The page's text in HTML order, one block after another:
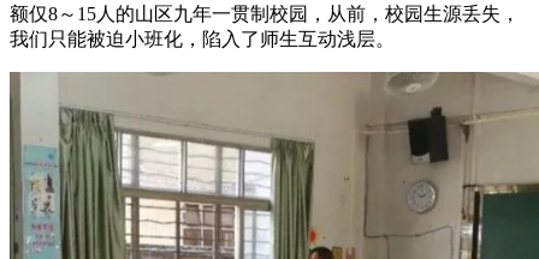
额仅8～15人的山区九年一贯制校园，从前，校园生源丢失，
我们只能被迫小班化，陷入了师生互动浅层。